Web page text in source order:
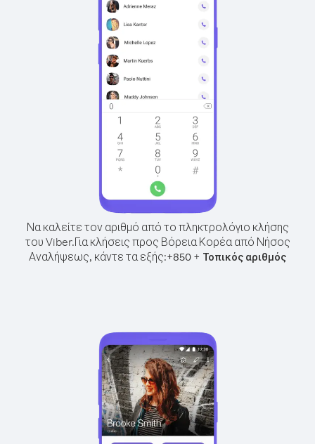
Να καλείτε τον αριθμό από το πληκτρολόγιο κλήσης
του Viber.Για κλήσεις προς Βόρεια Κορέα από Νήσος
Αναλήψεως, κάντε τα εξής:+850 + Τοπικός αριθμός